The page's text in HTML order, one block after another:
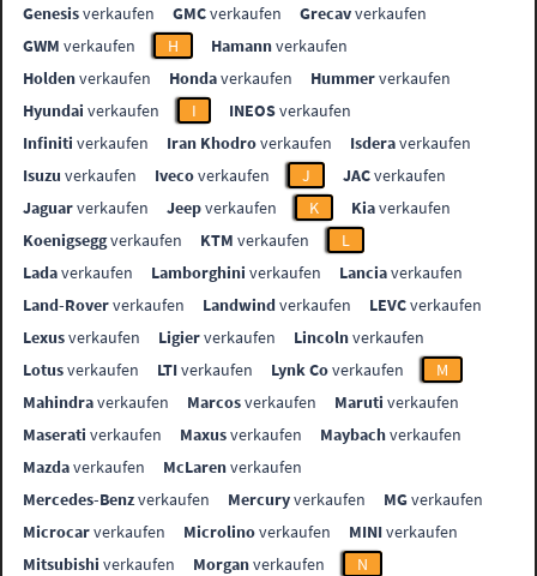
Genesisverkaufen GMCverkaufen Grecavverkaufen
GWM verkaufen H Hamannverkaufen
Holdenverkaufen Hondaverkaufen Hummerverkaufen
Hyundai verkaufen I INEOSverkaufen
Infiniti verkaufen Iran Khodroverkaufen Isderaverkaufen
Isuzu verkaufen Ivecoverkaufen J JACverkaufen
Jaguarverkaufen Jeepverkaufen K Kiaverkaufen
Koenigseggverkaufen KTM verkaufen
L
Ladaverkaufen Lamborghini verkaufen Lanciaverkaufen
Land-Roververkaufen Landwindverkaufen LEVCverkaufen
Lexusverkaufen Ligierverkaufen Lincolnverkaufen
Lotusverkaufen LTIverkaufen Lynk Coverkaufen
M
Mahindraverkaufen Marcosverkaufen Maruti verkaufen
Maserati verkaufen Maxusverkaufen Maybachverkaufen
Mazdaverkaufen McLarenverkaufen
Mercedes-Benzverkaufen Mercuryverkaufen MGverkaufen
Microcarverkaufen Microlinoverkaufen MINIverkaufen
Mitsubishi verkaufen Morganverkaufen
N